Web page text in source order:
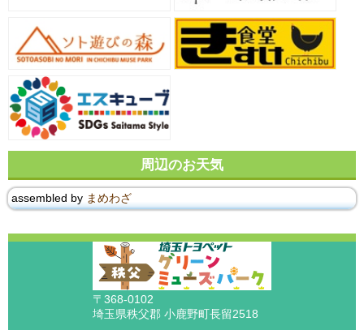
周辺のお天気
assembled by まめわざ
〒368-0102
埼玉県秩父郡 小鹿野町長留2518